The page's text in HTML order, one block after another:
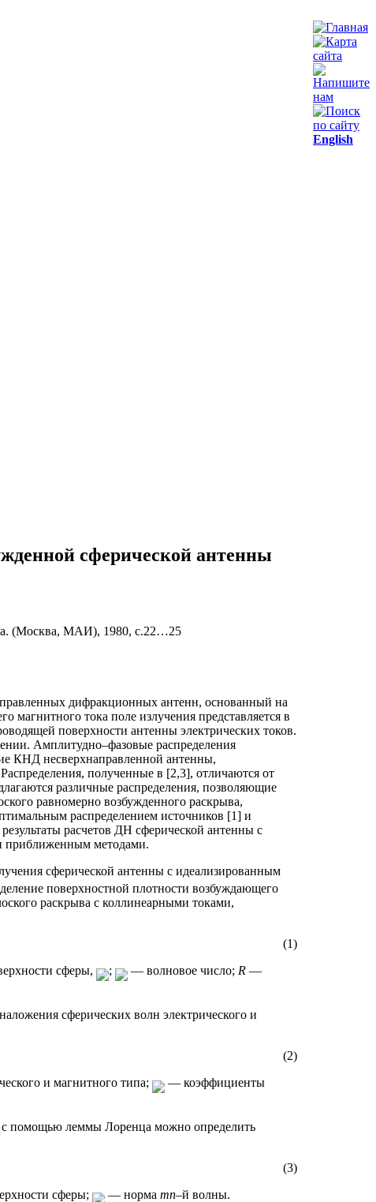
English
сферической антенны
(Москва, МАИ), 1980, с.22…25
дифракционных антенн, основанный на
магнитного тока поле излучения представляется в
поверхности антенны электрических токов.
Амплитудно–фазовые распределения
КНД несверхнаправленной антенны,
полученные в [2,3], отличаются от
различные распределения, позволяющие
равномерно возбужденного раскрыва,
распределением источников [1] и
расчетов ДН сферической антенны с
приближенным методами.
сферической антенны с идеализированным
поверхностной плотности возбуждающего
раскрыва с коллинеарными токами,
(1)
сферы, ; — волновое число; R —
сферических волн электрического и
(2)
и магнитного типа;
— коэффициенты
с помощью леммы Лоренца можно определить
(3)
сферы; — норма mn–й волны.